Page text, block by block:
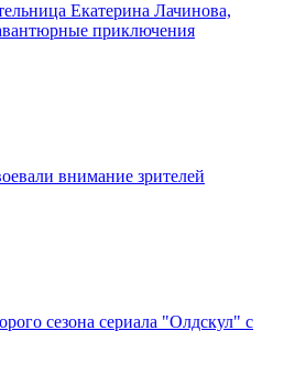
Екатерина Лачинова,
приключения
внимание зрителей
сезона сериала "Олдскул" с